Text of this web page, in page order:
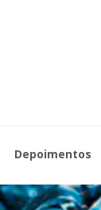
Depoimentos